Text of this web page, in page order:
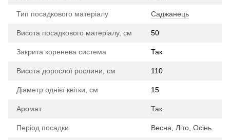
Тип посадкового матеріалу Саджанець
Висота посадкового матеріалу, см 50
Закрита коренева система Так
Висота дорослої рослини, см 110
Діаметр однієї квітки, см 15
Аромат Так
Період посадки Весна, Літо, Осінь